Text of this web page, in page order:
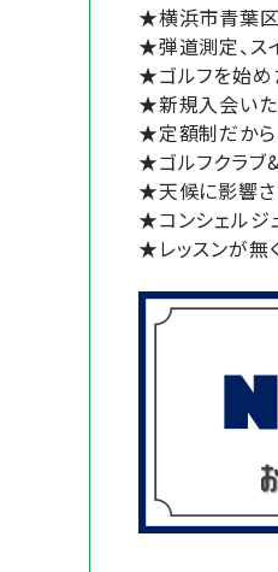
★横浜市青葉区
★弾道測定、ス
★ゴルフを始め
★新規入会い
★定額制だから
★ゴルフクラブ
★天候に影響さ
★コンシェルジ
★レッスンが無